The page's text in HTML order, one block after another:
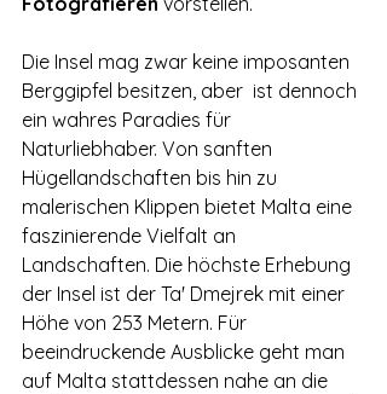
Die Insel mag zwar keine imposanten
Berggipfel besitzen, aber  ist dennoch
ein wahres Paradies für
Naturliebhaber. Von sanften
Hügellandschaften bis hin zu
malerischen Klippen bietet Malta eine
faszinierende Vielfalt an
Landschaften. Die höchste Erhebung
der Insel ist der Ta' Dmejrek mit einer
Höhe von 253 Metern. Für
beeindruckende Ausblicke geht man
auf Malta stattdessen nahe an die